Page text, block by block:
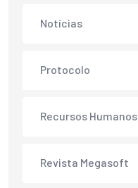
Notícias
Protocolo
Recursos Humanos
Revista Megasoft